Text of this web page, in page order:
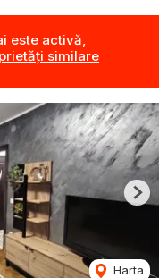
este activă,
similare
Harta